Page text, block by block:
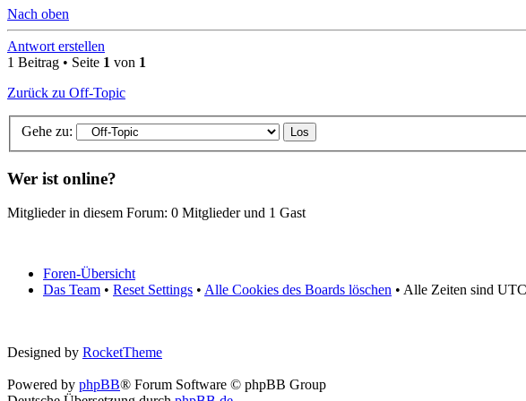
Nach oben
Antwort erstellen
1 Beitrag • Seite 1 von 1
Zurück zu Off-Topic
Gehe zu:
Wer ist online?
Mitglieder in diesem Forum: 0 Mitglieder und 1 Gast
Foren-Übersicht
Das Team • Reset Settings • Alle Cookies des Boards löschen • Alle Zeiten sind
Designed by RocketTheme
Powered by phpBB® Forum Software © phpBB Group